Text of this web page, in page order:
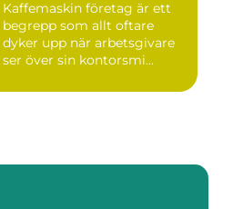
Kaffemaskin företag är ett
begrepp som allt oftare
dyker upp när arbetsgivare
ser över sin kontorsmi...